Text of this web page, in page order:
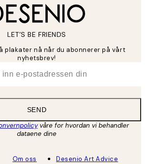
LET’S BE FRIENDS
plakater nå når du abonnerer på vårt
nyhetsbrev!
SEND
våre for hvordan vi behandler
dataene dine
Om oss
Desenio Art Advice